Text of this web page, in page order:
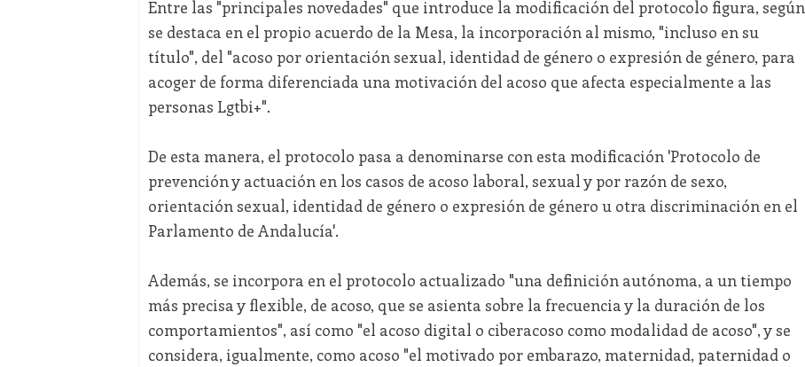
Entre las "principales novedades" que introduce la modificación del protocolo figura, según
se destaca en el propio acuerdo de la Mesa, la incorporación al mismo, "incluso en su
título", del "acoso por orientación sexual, identidad de género o expresión de género, para
acoger de forma diferenciada una motivación del acoso que afecta especialmente a las
personas Lgtbi+".
De esta manera, el protocolo pasa a denominarse con esta modificación 'Protocolo de
prevención y actuación en los casos de acoso laboral, sexual y por razón de sexo,
orientación sexual, identidad de género o expresión de género u otra discriminación en el
Parlamento de Andalucía'.
Además, se incorpora en el protocolo actualizado "una definición autónoma, a un tiempo
más precisa y flexible, de acoso, que se asienta sobre la frecuencia y la duración de los
comportamientos", así como "el acoso digital o ciberacoso como modalidad de acoso", y se
considera, igualmente, como acoso "el motivado por embarazo, maternidad, paternidad o